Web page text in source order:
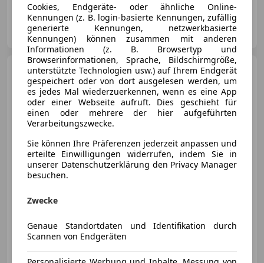
motioncars gmbh
AT-8301 Kainbach bei Graz
Audi Q535 TDI ultra quattro
intense
€ 28 950
Porsche Graz-Kärntnerstraße 20
Cookies, Endgeräte- oder ähnliche Online-
Kennungen (z. B. login-basierte Kennungen, zufällig
generierte Kennungen, netzwerkbasierte
Kennungen) können zusammen mit anderen
Informationen (z. B. Browsertyp und
Browserinformationen, Sprache, Bildschirmgröße,
unterstützte Technologien usw.) auf Ihrem Endgerät
gespeichert oder von dort ausgelesen werden, um
es jedes Mal wiederzuerkennen, wenn es eine App
oder einer Webseite aufruft. Dies geschieht für
einen oder mehrere der hier aufgeführten
Verarbeitungszwecke.
Sie können Ihre Präferenzen jederzeit anpassen und
erteilte Einwilligungen widerrufen, indem Sie in
unserer Datenschutzerklärung den Privacy Manager
besuchen.
Zwecke
Genaue Standortdaten und Identifikation durch
Scannen von Endgeräten